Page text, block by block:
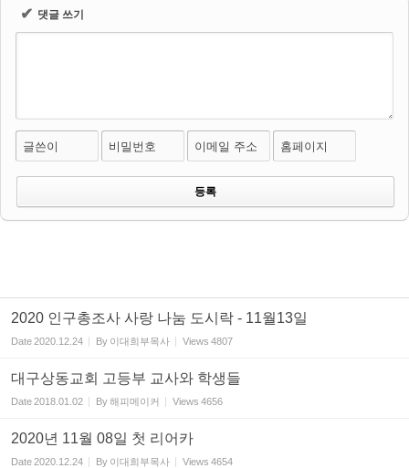
✔ 댓글 쓰기
글쓴이 비밀번호 이메일 주소 홈페이지
2020 인구총조사 사랑 나눔 도시락 - 11월13일
Date2020.12.24 By 이대희부목사 Views 4807
대구상동교회 고등부 교사와 학생들
Date2018.01.02 By해피메이커 Views 4656
2020년 11월 08일 첫 리어카
Date2020.12.24 By 이대희부목사 Views 4654